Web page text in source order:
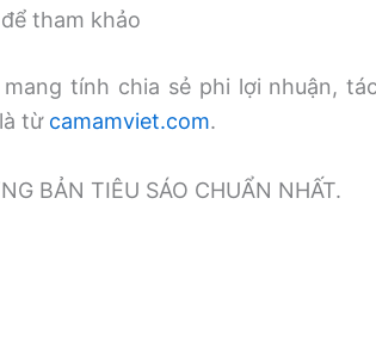
tham khảo
tính chia sẻ phi lợi nhuận,
từ camamviet.com.
BẢN TIÊU SÁO CHUẨN NHẤT.